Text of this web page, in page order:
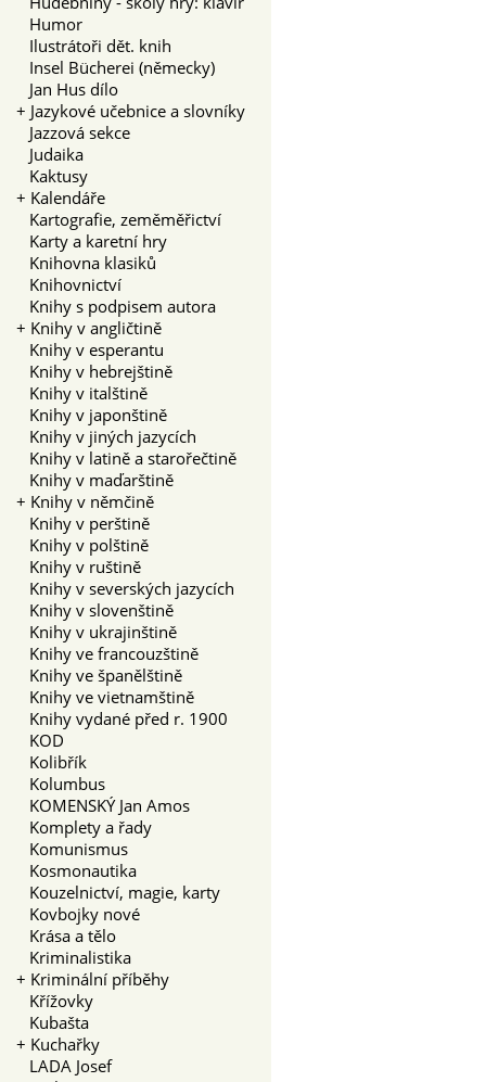
Humor
Ilustrátoři dět. knih
Insel Bücherei (německy)
Jan Hus dílo
+ Jazykové učebnice a slovníky
Jazzová sekce
Judaika
Kaktusy
+ Kalendáře
Kartografie, zeměměřictví
Karty a karetní hry
Knihovna klasiků
Knihovnictví
Knihy s podpisem autora
+ Knihy v angličtině
Knihy v esperantu
Knihy v hebrejštině
Knihy v italštině
Knihy v japonštině
Knihy v jiných jazycích
Knihy v latině a starořečtině
Knihy v maďarštině
+ Knihy v němčině
Knihy v perštině
Knihy v polštině
Knihy v ruštině
Knihy v severských jazycích
Knihy v slovenštině
Knihy v ukrajinštině
Knihy ve francouzštině
Knihy ve španělštině
Knihy ve vietnamštině
Knihy vydané před r. 1900
KOD
Kolibřík
Kolumbus
KOMENSKÝ Jan Amos
Komplety a řady
Komunismus
Kosmonautika
Kouzelnictví, magie, karty
Kovbojky nové
Krása a tělo
Kriminalistika
+ Kriminální příběhy
Křížovky
Kubašta
+ Kuchařky
LADA Josef